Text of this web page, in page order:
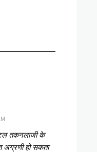
तकनलाजी के
अग्रणी हो सकता